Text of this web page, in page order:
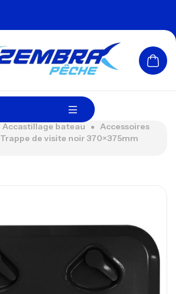
Accastillage bateau
Accessoires
Trappe de visite noir 370×375mm